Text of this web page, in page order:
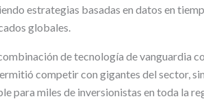
estrategias basadas en datos en
globales.
de tecnología de vanguardia
competir con gigantes del sector,
para miles de inversionistas en toda la